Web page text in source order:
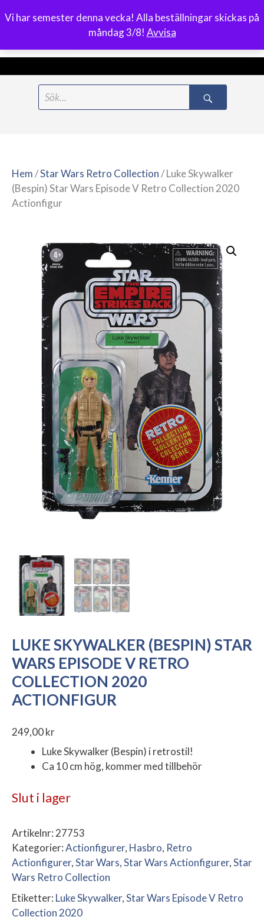
Vi har semester denna vecka! Alla beställningar skickas på
måndag 3/8! Avvisa
0
Meny
Hem/Star Wars Retro Collection/ Luke Skywalker
(Bespin) Star Wars Episode V Retro Collection 2020
Actionfigur
LUKE SKYWALKER (BESPIN) STAR
WARS EPISODE V RETRO
COLLECTION 2020
ACTIONFIGUR
249,00kr
Luke Skywalker (Bespin) i retrostil!
Ca 10 cm hög, kommer med tillbehör
Slut i lager
Artikelnr:27753
Kategorier:Actionfigurer, Hasbro, Retro
Actionfigurer,Star Wars,Star Wars Actionfigurer,Star
Wars Retro Collection
Etiketter: Luke Skywalker,Star Wars Episode V Retro
Collection 2020